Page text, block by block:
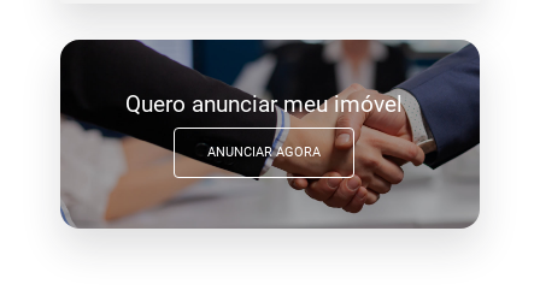
Quero anunciar meu imóvel
ANUNCIAR AGORA